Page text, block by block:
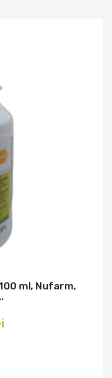
ml, Nufarm,